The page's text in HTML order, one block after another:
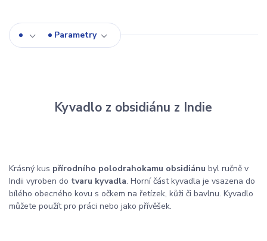
Parametry
Kyvadlo z obsidiánu z Indie
Krásný kus přírodního polodrahokamu obsidiánu byl ručně v
Indii vyroben do tvaru kyvadla. Horní část kyvadla je vsazena do
bílého obecného kovu s očkem na řetízek, kůži či bavlnu. Kyvadlo
můžete použít pro práci nebo jako přívěšek.